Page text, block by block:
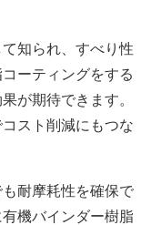
知られ、すべり性
ーティングをする
が期待できます。
スト削減にもつな
耐摩耗性を確保で
機バインダー樹脂